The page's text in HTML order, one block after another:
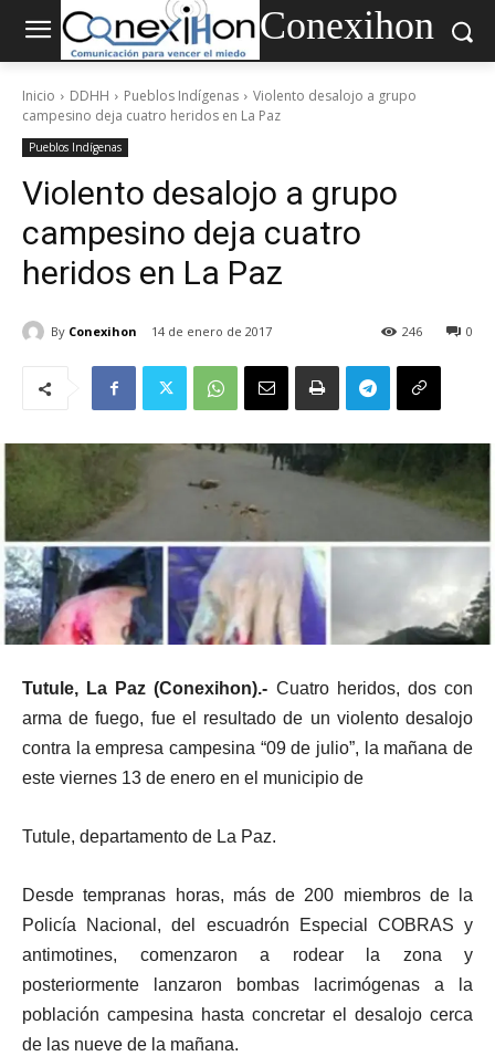
Conexihon
Inicio DDHH Pueblos Indígenas
Violento desalojo a grupo
campesino deja cuatro heridos en La Paz
Pueblos Indígenas
Violento desalojo a grupo
campesino deja cuatro
heridos en La Paz
By Conexihon 14 de enero de 2017 0
246
Tutule, La Paz (Conexihon).- Cuatro heridos, dos con
arma de fuego, fue el resultado de un violento desalojo
contra la empresa campesina “09 de julio”, la mañana de
este viernes 13 de enero en el municipio de
Tutule, departamento de La Paz.
Desde tempranas horas, más de 200 miembros de la
Policía Nacional, del escuadrón Especial COBRAS y
antimotines, comenzaron a rodear la zona y
posteriormente lanzaron bombas lacrimógenas a la
población campesina hasta concretar el desalojo cerca
de las nueve de la mañana.